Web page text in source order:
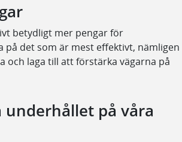
betydligt mer pengar för
det som är mest effektivt, nämligen
och laga till att förstärka vägarna på
på våra